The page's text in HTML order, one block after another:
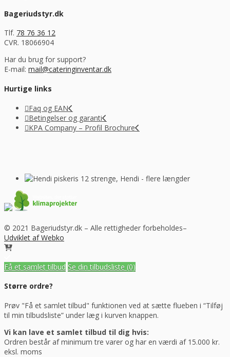
Bageriudstyr.dk
Tlf. 78 76 36 12
CVR. 18066904
Har du brug for support?
E-mail: mail@cateringinventar.dk
Hurtige links
Faq og EAN
Betingelser og garanti
KPA Company – Profil Brochure
© 2021 Bageriudstyr.dk – Alle rettigheder forbeholdes–
Udviklet af Webko
Få et samlet tilbud Se din tilbudsliste (0)
Større ordre?
Prøv "Få et samlet tilbud" funktionen ved at sætte flueben i “Tilføj
til min tilbudsliste” under læg i kurven knappen.
Vi kan lave et samlet tilbud til dig hvis:
Ordren består af minimum tre varer og har en værdi af 15.000 kr.
eksl. moms